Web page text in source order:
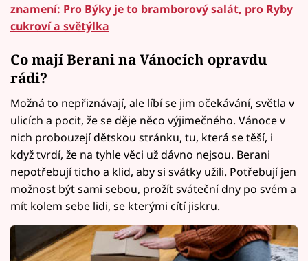
znamení: Pro Býky je to bramborový salát, pro Ryby
cukroví a světýlka
Co mají Berani na Vánocích opravdu
rádi?
Možná to nepřiznávají, ale líbí se jim očekávání, světla v
ulicích a pocit, že se děje něco výjimečného. Vánoce v
nich probouzejí dětskou stránku, tu, která se těší, i
když tvrdí, že na tyhle věci už dávno nejsou. Berani
nepotřebují ticho a klid, aby si svátky užili. Potřebují jen
možnost být sami sebou, prožít sváteční dny po svém a
mít kolem sebe lidi, se kterými cítí jiskru.